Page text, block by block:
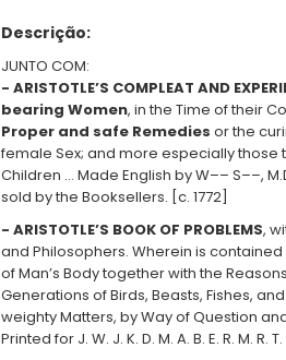
Descrição:
JUNTO COM:
- ARISTOTLE’S COMPLEAT AND
bearing Women, in the Time of their
Proper and safe Remedies or the
female Sex; and more especially
Children … Made English by W–– S––,
sold by the Booksellers. [c. 1772]
- ARISTOTLE’S BOOK OF PROBLEMS,
and Philosophers. Wherein is
of Man’s Body together with the
Generations of Birds, Beasts, Fishes,
weighty Matters, by Way of Question
Printed for J. W. J. K. D. M. A. B. E. R. M. R.